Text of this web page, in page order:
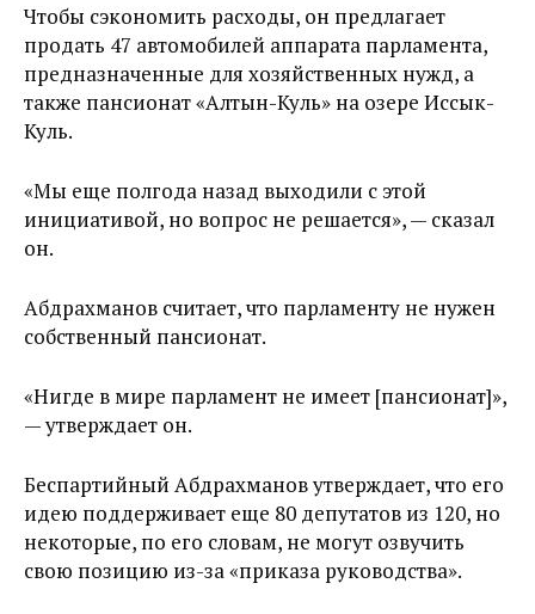
Чтобы сэкономить расходы, он предлагает
продать 47 автомобилей аппарата парламента,
предназначенные для хозяйственных нужд, а
также пансионат «Алтын-Куль» на озере Иссык-
Куль.
«Мы еще полгода назад выходили с этой
инициативой, но вопрос не решается», — сказал
он.
Абдрахманов считает, что парламенту не нужен
собственный пансионат.
«Нигде в мире парламент не имеет [пансионат]»,
— утверждает он.
Беспартийный Абдрахманов утверждает, что его
идею поддерживает еще 80 депутатов из 120, но
некоторые, по его словам, не могут озвучить
свою позицию из-за «приказа руководства».